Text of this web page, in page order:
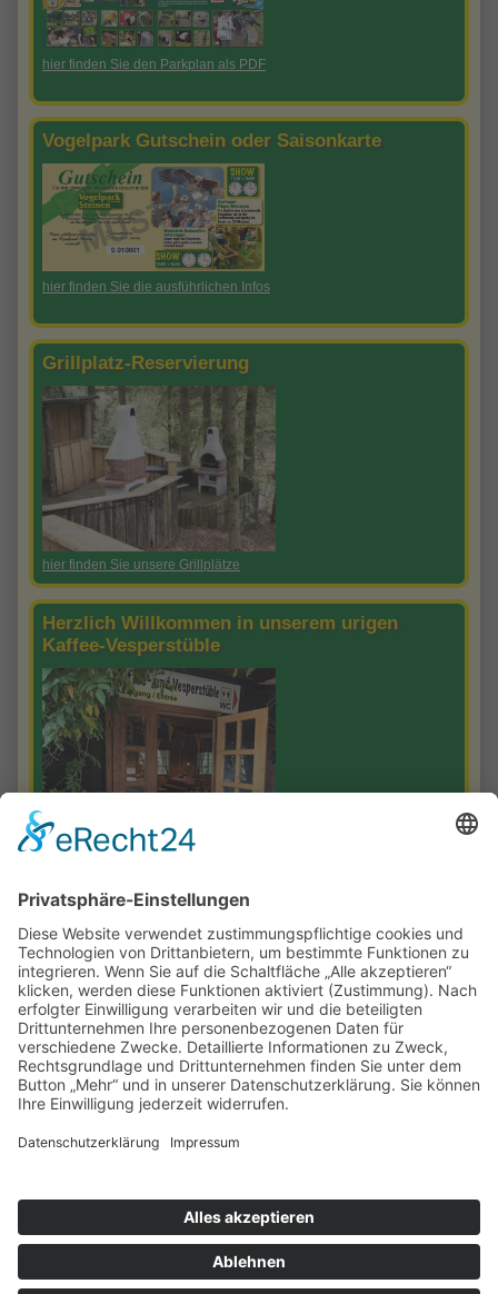
hier finden Sie den Parkplan als PDF
Vogelpark Gutschein oder Saisonkarte
hier finden Sie die ausführlichen Infos
Grillplatz-Reservierung
hier finden Sie unsere Grillplätze
Herzlich Willkommen in unserem urigen
Kaffee-Vesperstüble
Vogelpark Steinen (DE) > Infos > Parkordnung